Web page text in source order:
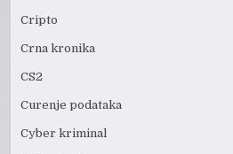
Cripto
Crna kronika
CS2
Curenje podataka
Cyber kriminal